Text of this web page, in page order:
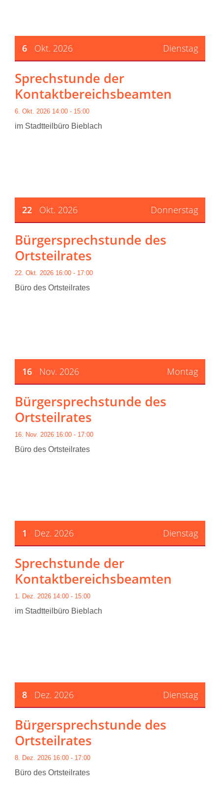
Dienstag
6 Okt. 2026
Sprechstunde der
Kontaktbereichsbeamten
6. Okt. 2026 14:00 - 15:00
im Stadtteilbüro Bieblach
Donnerstag
22 Okt. 2026
Bürgersprechstunde des
Ortsteilrates
22. Okt. 2026 16:00 - 17:00
Büro des Ortsteilrates
Montag
16 Nov. 2026
Bürgersprechstunde des
Ortsteilrates
16. Nov. 2026 16:00 - 17:00
Büro des Ortsteilrates
Dienstag
1 Dez. 2026
Sprechstunde der
Kontaktbereichsbeamten
1. Dez. 2026 14:00 - 15:00
im Stadtteilbüro Bieblach
Dienstag
8 Dez. 2026
Bürgersprechstunde des
Ortsteilrates
8. Dez. 2026 16:00 - 17:00
Büro des Ortsteilrates